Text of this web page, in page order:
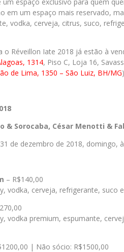
em um espaço mais reservado,
vodka, cerveja, citrus, suco,
o Réveillon Iate 2018 já estão à
1314, Piso C, Loja 16,
de Lima, 1350 – São Luiz, BH/MG
& Sorocaba, César Menotti &
31 de dezembro de 2018, domingo,
– R$140,00
vodka, cerveja, refrigerante, suco
vodka premium, espumante,
| Não sócio: R$1500,00